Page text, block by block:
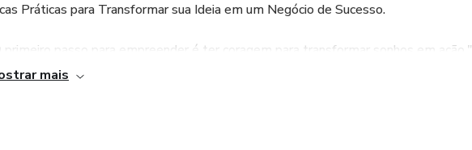
Práticas para Transformar sua Ideia em um Negócio de Sucesso.
primeiro passo para empreender é ter coragem para transformar sonhos em ação."
mais